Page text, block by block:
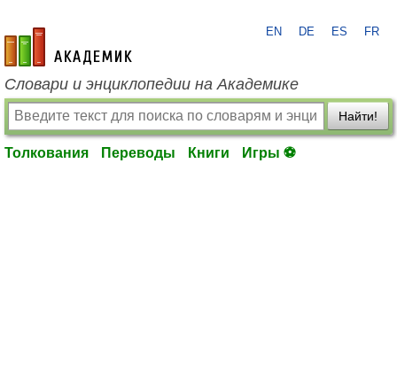
academic.ru
EN DE ES FR
Словари и энциклопедии на Академике
Найти!
Толкования Переводы Книги Игры ⚽